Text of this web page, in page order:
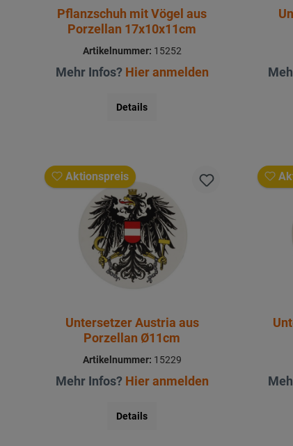
Pflanzschuh mit Vögel aus
Porzellan 17x10x11cm
Artikelnummer: 15252
Mehr Infos? Hier anmelden
Details
Aktionspreis
Untersetzer Austria aus
Porzellan Ø11cm
Artikelnummer: 15229
Mehr Infos? Hier anmelden
Details